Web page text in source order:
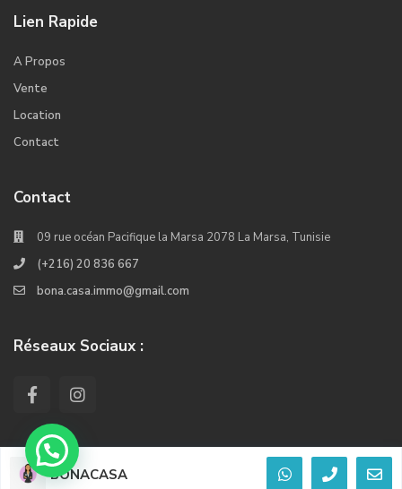
Lien Rapide
A Propos
Vente
Location
Contact
Contact
09 rue océan Pacifique la Marsa 2078 La Marsa, Tunisie
(+216) 20 836 667
bona.casa.immo@gmail.com
Réseaux Sociaux :
© 2022. Tous les droits réservés Crée Par Kiwi Softwares
BONACASA